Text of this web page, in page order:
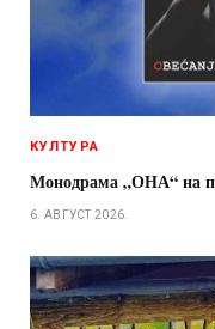
КУЛТУРА
Монодрама „ОНА“ на
6. АВГУСТ 2026.